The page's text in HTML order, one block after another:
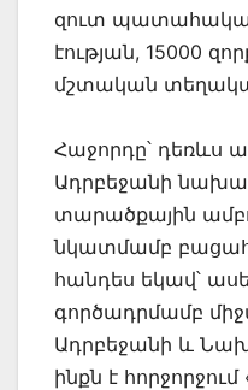
զուտ
էության, 15000
մշտական
Հաջորդը՝ դեռևս
Ադրբեջանի
տարածքային
նկատմամբ
հանդես եկավ՝
գործադրմամբ
Ադրբեջանի և
ինքն է